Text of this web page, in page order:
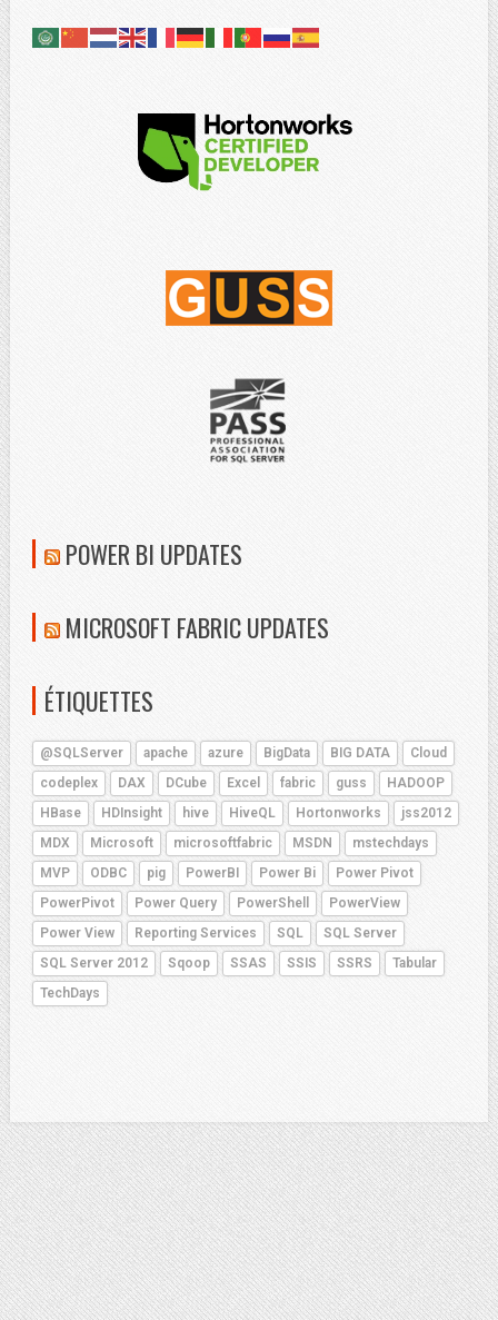
POWER BI UPDATES
MICROSOFT FABRIC UPDATES
ÉTIQUETTES
@SQLServer apache azure BigData BIG DATA
Cloud
codeplex
DAX DCube Excel fabric guss
HADOOP
HBase
HDInsight hive HiveQL Hortonworks
jss2012
MDX
Microsoft microsoftfabric MSDN
mstechdays
MVP
ODBC pig PowerBI Power Bi
Power Pivot
PowerPivot
Power Query PowerShell
PowerView
Power View
Reporting Services SQL
SQL Server
SQL Server 2012
Sqoop SSAS SSIS SSRS
Tabular
TechDays